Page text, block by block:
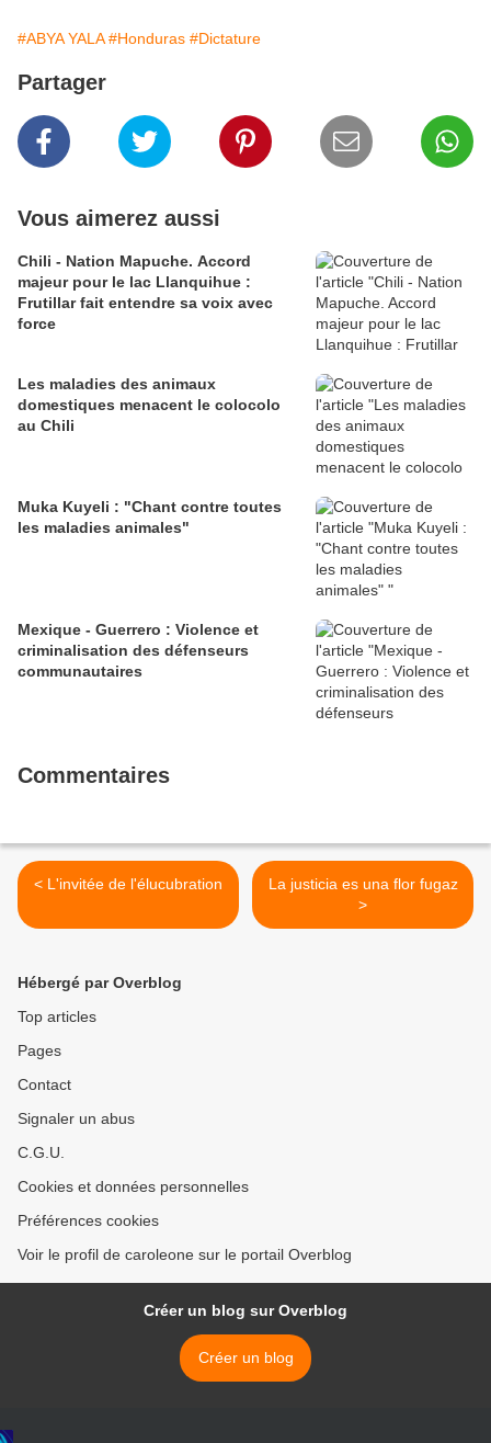
#ABYA YALA #Honduras #Dictature
Partager
Vous aimerez aussi
Chili - Nation Mapuche. Accord
majeur pour le lac Llanquihue :
Frutillar fait entendre sa voix avec
force
Les maladies des animaux
domestiques menacent le colocolo
au Chili
Muka Kuyeli : "Chant contre toutes
les maladies animales"
Mexique - Guerrero : Violence et
criminalisation des défenseurs
communautaires
Commentaires
< L'invitée de l'élucubration
La justicia es una flor fugaz
>
Hébergé par Overblog
Top articles
Pages
Contact
Signaler un abus
C.G.U.
Cookies et données personnelles
Préférences cookies
Voir le profil de caroleone sur le portail Overblog
Créer un blog sur Overblog
Créer un blog